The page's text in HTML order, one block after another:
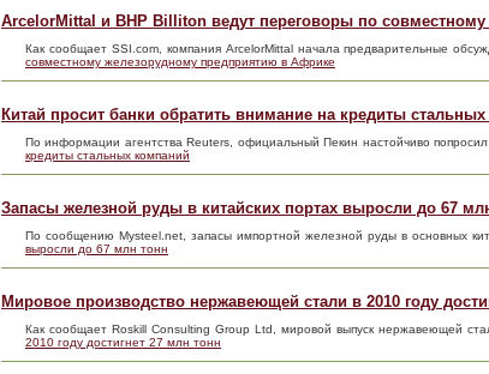
ArcelorMittal и BHP Billiton ведут переговоры по
Как сообщает SSI.com, компания ArcelorMittal начала предварительные
совместному железорудному предприятию в Африке
Китай просит банки обратить внимание на кредиты
По информации агентства Reuters, официальный Пекин настойчиво
кредиты стальных компаний
Запасы железной руды в китайских портах выросли до 67
По сообщению Mysteel.net, запасы импортной железной руды в основных
выросли до 67 млн тонн
Мировое производство нержавеющей стали в 2010 году
Как сообщает Roskill Consulting Group Ltd, мировой выпуск нержавеющей
2010 году достигнет 27 млн тонн